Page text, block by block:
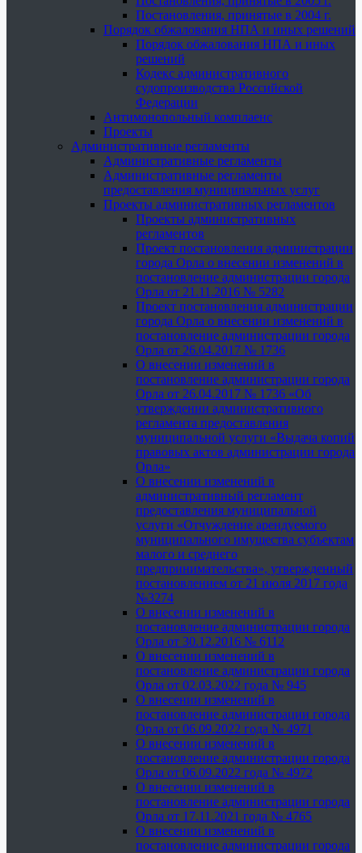
Постановления, принятые в 2004 г.
Порядок обжалования НПА и иных решений
Порядок обжалования НПА и иных
решений
Кодекс административного
судопроизводства Российской
Федерации
Антимонопольный комплаенс
Проекты
Административные регламенты
Административные регламенты
Административные регламенты
предоставления муниципальных услуг
Проекты административных регламентов
Проекты административных
регламентов
Проект постановления администрации
города Орла о внесении изменений в
постановление администрации города
Орла от 21.11.2016 № 5282
Проект постановления администрации
города Орла о внесении изменений в
постановление администрации города
Орла от 26.04.2017 № 1736
О внесении изменений в
постановление администрации города
Орла от 26.04.2017 № 1736 «Об
утверждении административного
регламента предоставления
муниципальной услуги «Выдача копий
правовых актов администрации города
Орла»
О внесении изменений в
административный регламент
предоставления муниципальной
услуги «Отчуждение арендуемого
муниципального имущества субъектам
малого и среднего
предпринимательства», утвержденный
постановлением от 21 июля 2017 года
№3274
О внесении изменений в
постановление администрации города
Орла от 30.12.2016 № 6112
О внесении изменений в
постановление администрации города
Орла от 02.03.2022 года № 945
О внесении изменений в
постановление администрации города
Орла от 06.09.2022 года № 4971
О внесении изменений в
постановление администрации города
Орла от 06.09.2022 года № 4972
О внесении изменений в
постановление администрации города
Орла от 17.11.2021 года № 4765
О внесении изменений в
постановление администрации города